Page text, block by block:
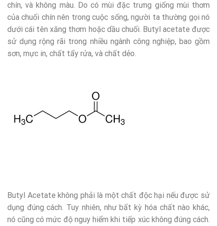
chín, và không màu. Do có mùi đặc trưng giống mùi thơm
của chuối chín nên trong cuộc sống, người ta thường gọi nó
dưới cái tên xăng thơm hoặc dầu chuối. Butyl acetate được
sử dụng rộng rãi trong nhiều ngành công nghiệp, bao gồm
sơn, mực in, chất tẩy rửa, và chất dẻo.
Butyl Acetate không phải là một chất độc hại nếu được sử
dụng đúng cách. Tuy nhiên, như bất kỳ hóa chất nào khác,
nó cũng có mức độ nguy hiểm khi tiếp xúc không đúng cách.